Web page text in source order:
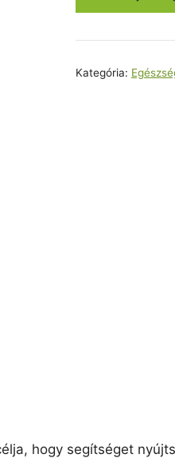
Kategória:
hogy segítséget